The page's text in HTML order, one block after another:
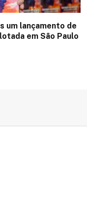
um lançamento de
em São Paulo